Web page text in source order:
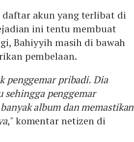
daftar akun yang terlibat di
ini tentu membuat
Bahiyyih masih di bawah
pembelaan.
penggemar pribadi. Dia
penggemar
album dan memastikan
," komentar netizen di